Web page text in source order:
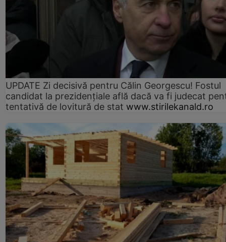
UPDATE Zi decisivă pentru Călin Georgescu! Fostul
candidat la prezidențiale află dacă va fi judecat
tentativă de lovitură de stat www.stirilekanald.ro